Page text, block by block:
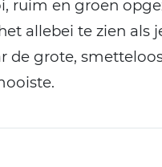
ruim en groen
allebei te zien als
de grote,